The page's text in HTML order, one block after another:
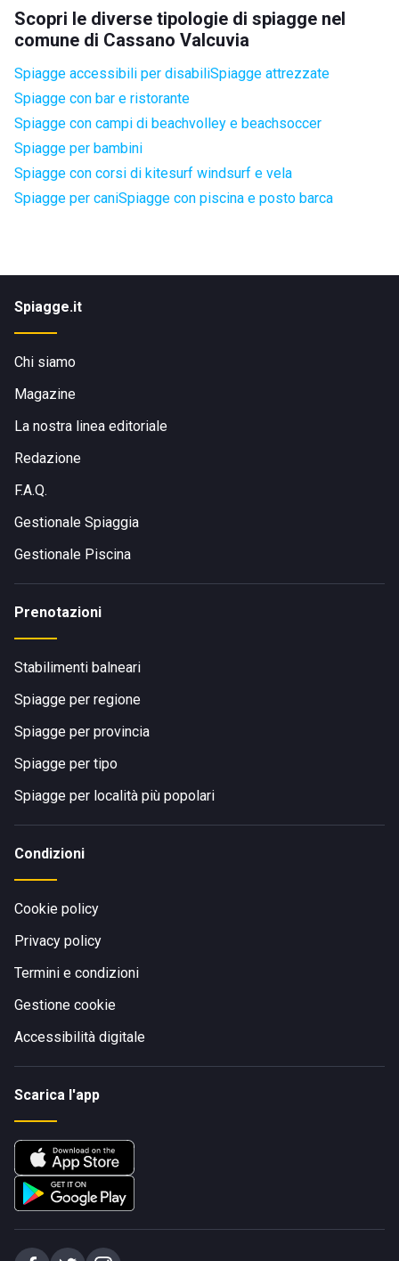
Scopri le diverse tipologie di spiagge nel
comune di Cassano Valcuvia
Spiagge accessibili per disabiliSpiagge attrezzate
Spiagge con bar e ristorante
Spiagge con campi di beachvolley e beachsoccer
Spiagge per bambini
Spiagge con corsi di kitesurf windsurf e vela
Spiagge per caniSpiagge con piscina e posto barca
Spiagge.it
Chi siamo
Magazine
La nostra linea editoriale
Redazione
F.A.Q.
Gestionale Spiaggia
Gestionale Piscina
Prenotazioni
Stabilimenti balneari
Spiagge per regione
Spiagge per provincia
Spiagge per tipo
Spiagge per località più popolari
Condizioni
Cookie policy
Privacy policy
Termini e condizioni
Gestione cookie
Accessibilità digitale
Scarica l'app